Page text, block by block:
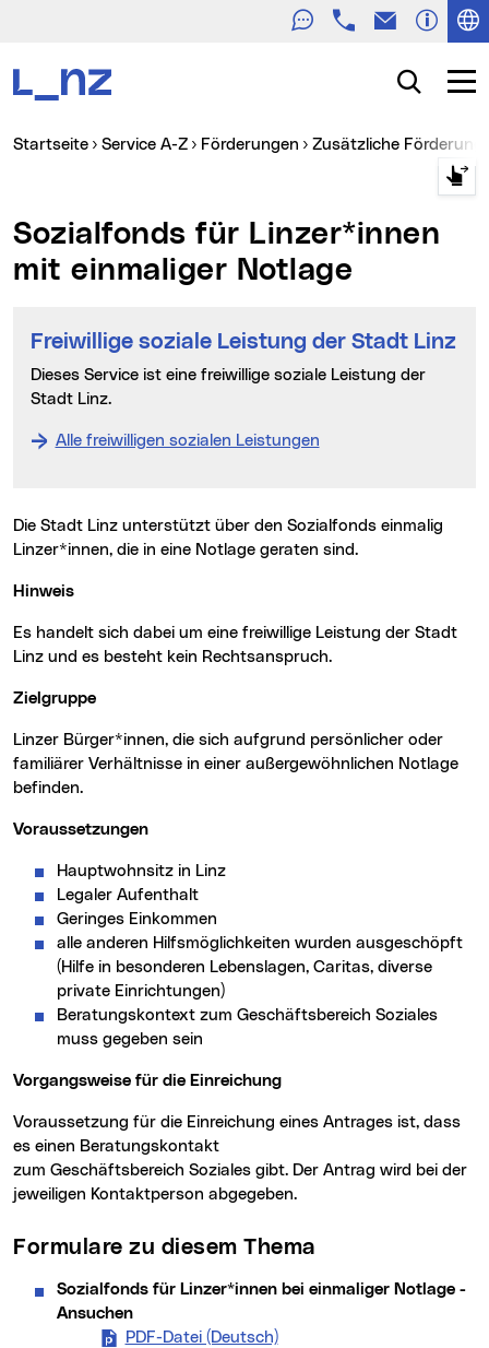
TelefonE-Mail
Suche
Sie sind hier:
Startseite Service A-Z Förderungen Zusätzliche
Sozialfonds für Linzer*innen
mit einmaliger Notlage
Freiwillige soziale Leistung der Stadt Linz
Dieses Service ist eine freiwillige soziale Leistung der
Stadt Linz.
Alle freiwilligen sozialen Leistungen
Die Stadt Linz unterstützt über den Sozialfonds einmalig
Linzer*innen, die in eine Notlage geraten sind.
Hinweis
Es handelt sich dabei um eine freiwillige Leistung der Stadt
Linz und es besteht kein Rechtsanspruch.
Zielgruppe
Linzer Bürger*innen, die sich aufgrund persönlicher oder
familiärer Verhältnisse in einer außergewöhnlichen Notlage
befinden.
Voraussetzungen
Hauptwohnsitz in Linz
Legaler Aufenthalt
Geringes Einkommen
alle anderen Hilfsmöglichkeiten wurden ausgeschöpft
(Hilfe in besonderen Lebenslagen, Caritas, diverse
private Einrichtungen)
Beratungskontext zum Geschäftsbereich Soziales
muss gegeben sein
Vorgangsweise für die Einreichung
Voraussetzung für die Einreichung eines Antrages ist, dass
es einen Beratungskontakt
zum Geschäftsbereich Soziales gibt. Der Antrag wird bei der
jeweiligen Kontaktperson abgegeben.
Formulare zu diesem Thema
Sozialfonds für Linzer*innen bei einmaliger Notlage -
Ansuchen
PDF-Datei (Deutsch)Sozialfonds für